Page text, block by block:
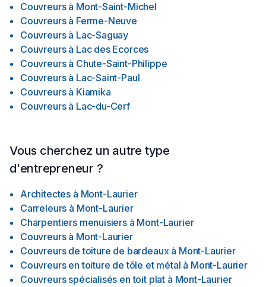
Couvreurs à Mont-Saint-Michel
Couvreurs à Ferme-Neuve
Couvreurs à Lac-Saguay
Couvreurs à Lac des Ecorces
Couvreurs à Chute-Saint-Philippe
Couvreurs à Lac-Saint-Paul
Couvreurs à Kiamika
Couvreurs à Lac-du-Cerf
Vous cherchez un autre type
d'entrepreneur ?
Architectes à Mont-Laurier
Carreleurs à Mont-Laurier
Charpentiers menuisiers à Mont-Laurier
Couvreurs à Mont-Laurier
Couvreurs de toiture de bardeaux à Mont-Laurier
Couvreurs en toiture de tôle et métal à Mont-Laurier
Couvreurs spécialisés en toit plat à Mont-Laurier